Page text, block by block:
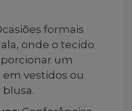
formais
onde o tecido
um
vestidos ou